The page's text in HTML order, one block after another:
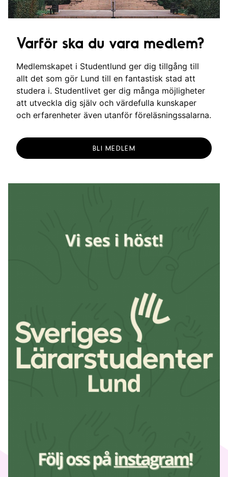
Varför ska du vara medlem?
Medlemskapet i Studentlund ger dig tillgång till
allt det som gör Lund till en fantastisk stad att
studera i. Studentlivet ger dig många möjligheter
att utveckla dig själv och värdefulla kunskaper
och erfarenheter även utanför föreläsningssalarna.
BLI MEDLEM